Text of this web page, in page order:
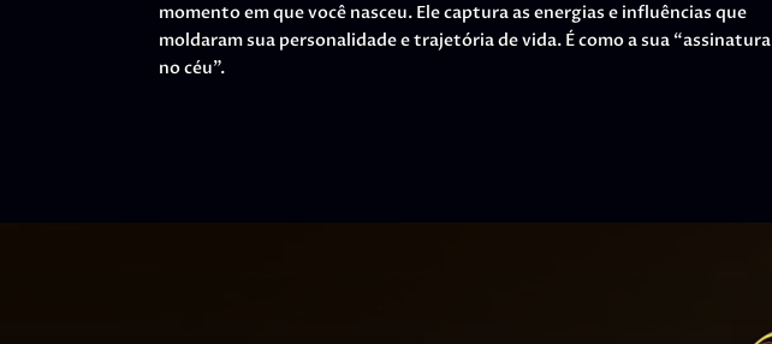
momento em que você nasceu. Ele captura as energias e influências que
moldaram sua personalidade e trajetória de vida. É como a sua “assinatura
no céu”.